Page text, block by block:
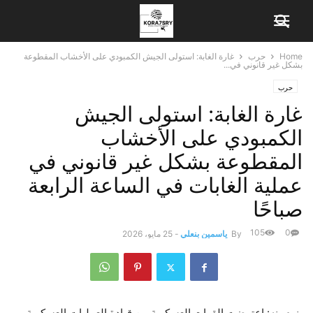
Home حرب
غارة الغابة: استولى الجيش الكمبودي على الأخشاب المقطوعة
بشكل غير قانوني في...
حرب
غارة الغابة: استولى الجيش
الكمبودي على الأخشاب
المقطوعة بشكل غير قانوني في
عملية الغابات في الساعة الرابعة
صباحًا
By ياسمين بنعلي - 25 مايو، 2026 0
105